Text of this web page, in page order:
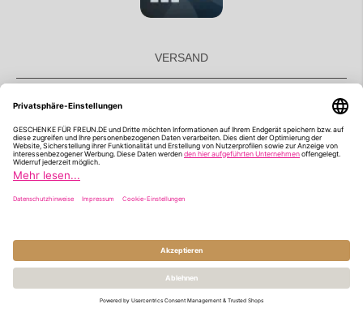
VERSAND
Du hast Fragen? Gerne stehen wir dir
telefonisch zur Verfügung: